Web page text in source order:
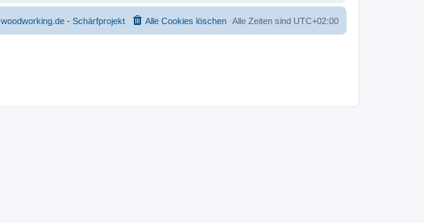
Alle Zeiten sind UTC+02:00
Alle Cookies löschen
woodworking.de - Schärfprojekt